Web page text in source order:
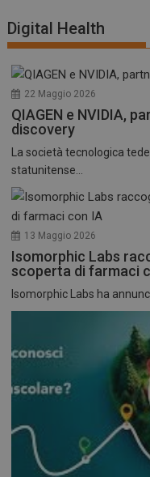
Digital Health
22 Maggio 2026
QIAGEN e NVIDIA,
discovery
La società tecnologica
statunitense...
13 Maggio 2026
Isomorphic Labs
scoperta di farmaci
Isomorphic Labs ha